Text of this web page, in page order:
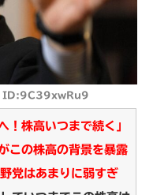
！株高いつまで続く」
この株高の背景を暴露
党はあまりに弱すぎ